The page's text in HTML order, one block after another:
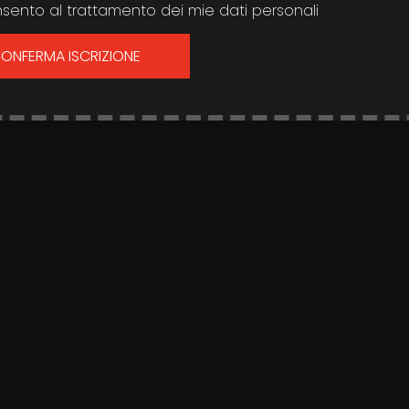
al trattamento dei mie dati personali
ISCRIZIONE